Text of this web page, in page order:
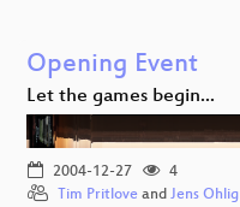
Opening Event
Let the games begin...
2004-12-27
4
Tim Pritlove and Jens Ohlig